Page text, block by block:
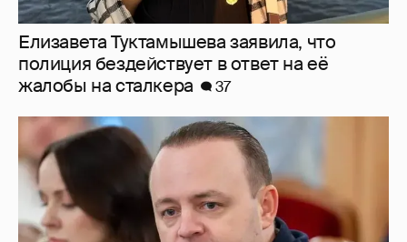
"Плохому кино не поможет отложенная
премьера". Зампред Госдумы Владислав
Даванков осудил создателей "Колобка"
20